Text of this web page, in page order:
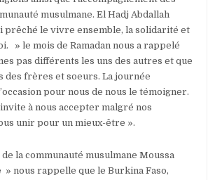
musulmane. El Hadj Abdallah
prêché le vivre ensemble, la solidarité et
» le mois de Ramadan nous a rappelé
pas différents les uns des autres et que
des frères et soeurs. La journée
pour nous de nous le témoigner.
invite à nous accepter malgré nos
unir pour un mieux-être ».
la communauté musulmane Moussa
» nous rappelle que le Burkina Faso,